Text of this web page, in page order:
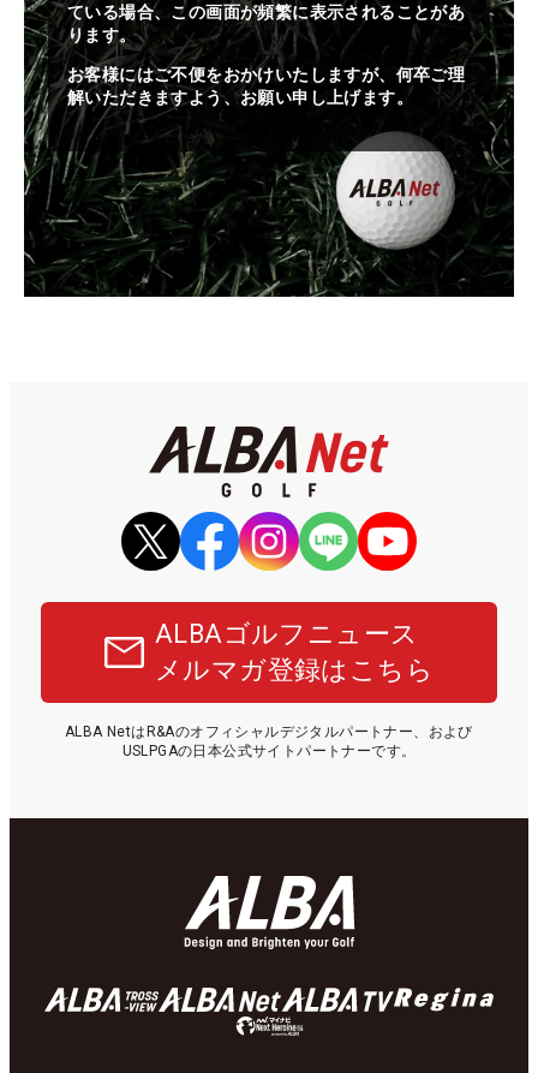
ている場合、この画面が頻繁に表示されることがあ
ります。
お客様にはご不便をおかけいたしますが、何卒ご理
解いただきますよう、お願い申し上げます。
ALBAゴルフニュース
メルマガ登録はこちら
ALBA NetはR&Aのオフィシャルデジタルパートナー、および
USLPGAの日本公式サイトパートナーです。